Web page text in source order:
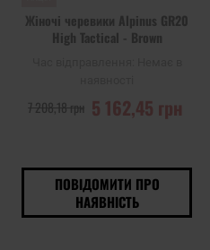
Жіночі черевики Alpinus GR20
High Tactical - Brown
5 162,45 грн
7 208,18 грн
ПОВІДОМИТИ ПРО
НАЯВНІСТЬ